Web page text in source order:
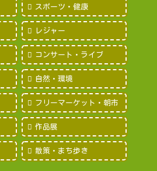
スポーツ・健康
レジャー
コンサート・ライブ
自然・環境
フリーマーケット・朝市
作品展
散策・まち歩き